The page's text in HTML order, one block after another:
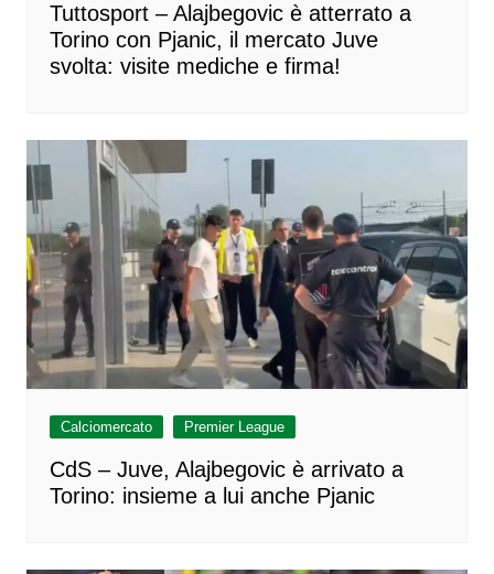
Tuttosport – Alajbegovic è atterrato a
Torino con Pjanic, il mercato Juve
svolta: visite mediche e firma!
Calciomercato Premier League
CdS – Juve, Alajbegovic è arrivato a
Torino: insieme a lui anche Pjanic